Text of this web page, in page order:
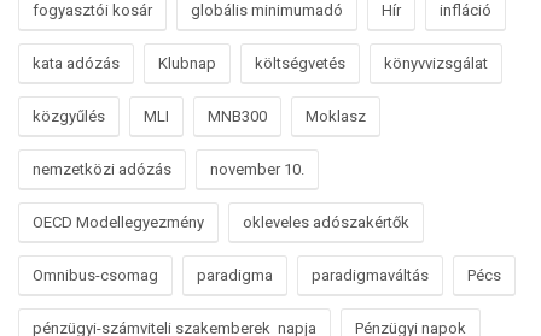
fogyasztói kosár globális minimumadó Hír infláció
kata adózás Klubnap költségvetés könyvvizsgálat
közgyűlés MLI MNB300 Moklasz
nemzetközi adózás november 10.
OECD Modellegyezmény okleveles adószakértők
Omnibus-csomag paradigma paradigmaváltás Pécs
pénzügyi-számviteli szakemberek napja Pénzügyi napok